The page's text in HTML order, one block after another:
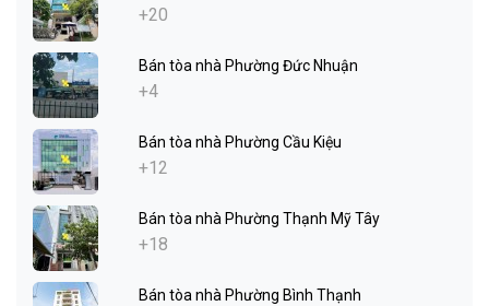
+20
Bán tòa nhà Phường Đức Nhuận
+4
Bán tòa nhà Phường Cầu Kiệu
+12
Bán tòa nhà Phường Thạnh Mỹ Tây
+18
Bán tòa nhà Phường Bình Thạnh